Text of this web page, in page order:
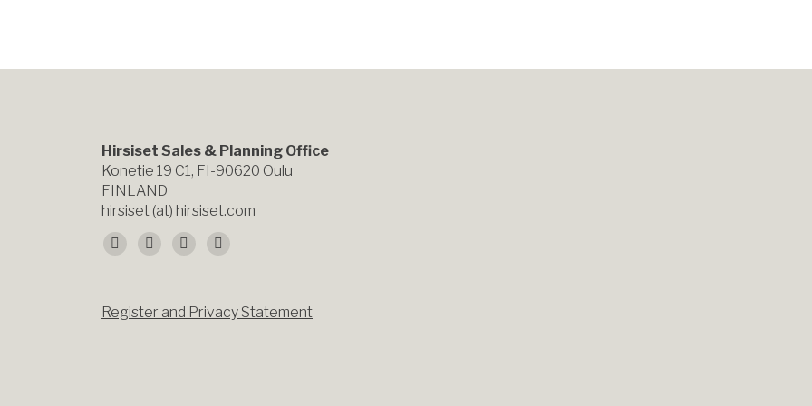
Hirsiset Sales & Planning Office
Konetie 19 C1, FI-90620 Oulu
FINLAND
hirsiset (at) hirsiset.com
Finden Sie uns auf:
Facebook
opens
X
opens
YouTube
opens
Instagram
opens
Register and Privacy Statement